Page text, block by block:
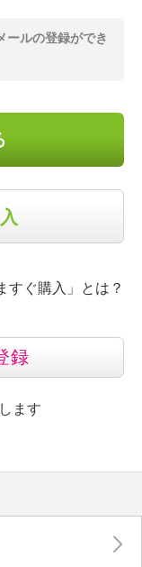
ールの登録ができ
すぐ購入」とは？
録
ます